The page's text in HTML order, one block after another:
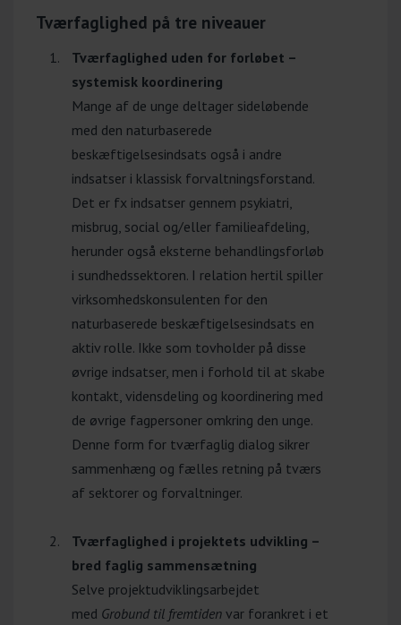
Tværfaglighed på tre niveauer
Tværfaglighed uden for forløbet –
systemisk koordinering
Mange af de unge deltager sideløbende
med den naturbaserede
beskæftigelsesindsats også i andre
indsatser i klassisk forvaltningsforstand.
Det er fx indsatser gennem psykiatri,
misbrug, social og/eller familieafdeling,
herunder også eksterne behandlingsforløb
i sundhedssektoren. I relation hertil spiller
virksomhedskonsulenten for den
naturbaserede beskæftigelsesindsats en
aktiv rolle. Ikke som tovholder på disse
øvrige indsatser, men i forhold til at skabe
kontakt, vidensdeling og koordinering med
de øvrige fagpersoner omkring den unge.
Denne form for tværfaglig dialog sikrer
sammenhæng og fælles retning på tværs
af sektorer og forvaltninger.
Tværfaglighed i projektets udvikling –
bred faglig sammensætning
Selve projektudviklingsarbejdet
med Grobund til fremtiden var forankret i et